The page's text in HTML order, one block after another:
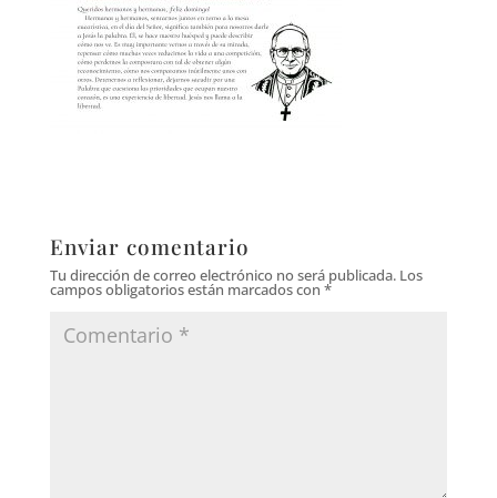
Enviar comentario
Tu dirección de correo electrónico no será publicada. Los
campos obligatorios están marcados con *